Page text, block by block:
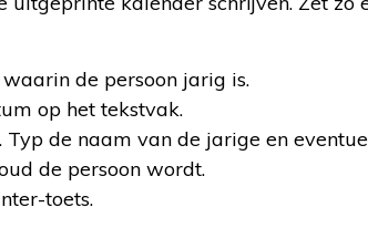
de persoon jarig is.
op het tekstvak.
de naam van de jarige en
de persoon wordt.
toets.